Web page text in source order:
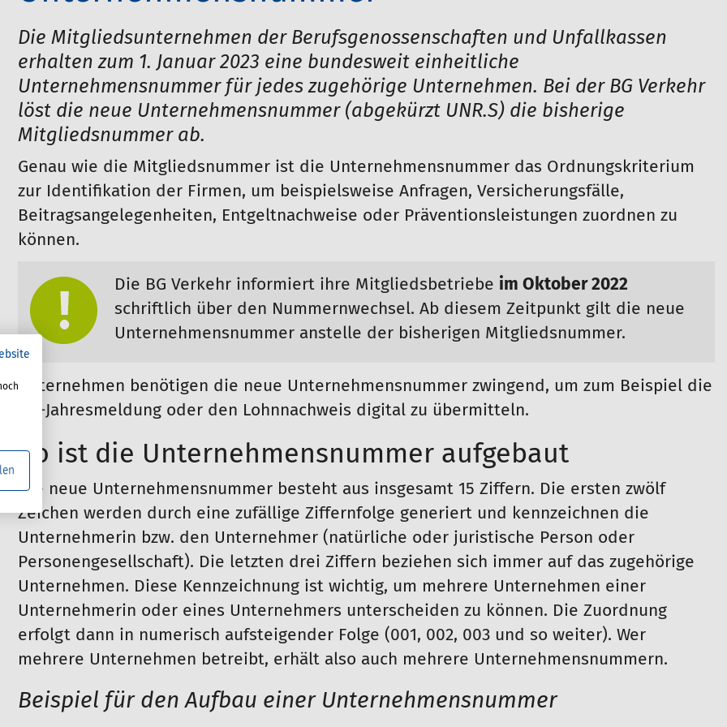
Die Mitgliedsunternehmen der Berufsgenossenschaften und Unfallkassen
erhalten zum 1. Januar 2023 eine bundesweit einheitliche
Unternehmensnummer für jedes zugehörige Unternehmen. Bei der BG Verkehr
löst die neue Unternehmensnummer (abgekürzt UNR.S) die bisherige
Mitgliedsnummer ab.
Genau wie die Mitgliedsnummer ist die Unternehmensnummer das Ordnungskriterium
zur Identifikation der Firmen, um beispielsweise Anfragen, Versicherungsfälle,
Beitragsangelegenheiten, Entgeltnachweise oder Präventionsleistungen zuordnen zu
können.
Die BG Verkehr informiert ihre Mitgliedsbetriebe im Oktober 2022
schriftlich über den Nummernwechsel. Ab diesem Zeitpunkt gilt die neue
Unternehmensnummer anstelle der bisherigen Mitgliedsnummer.
Unternehmen benötigen die neue Unternehmensnummer zwingend, um zum Beispiel die
UV-Jahresmeldung oder den Lohnnachweis digital zu übermitteln.
So ist die Unternehmensnummer aufgebaut
Die neue Unternehmensnummer besteht aus insgesamt 15 Ziffern. Die ersten zwölf
Zeichen werden durch eine zufällige Ziffernfolge generiert und kennzeichnen die
Unternehmerin bzw. den Unternehmer (natürliche oder juristische Person oder
Personengesellschaft). Die letzten drei Ziffern beziehen sich immer auf das zugehörige
Unternehmen. Diese Kennzeichnung ist wichtig, um mehrere Unternehmen einer
Unternehmerin oder eines Unternehmers unterscheiden zu können. Die Zuordnung
erfolgt dann in numerisch aufsteigender Folge (001, 002, 003 und so weiter). Wer
mehrere Unternehmen betreibt, erhält also auch mehrere Unternehmensnummern.
Beispiel für den Aufbau einer Unternehmensnummer